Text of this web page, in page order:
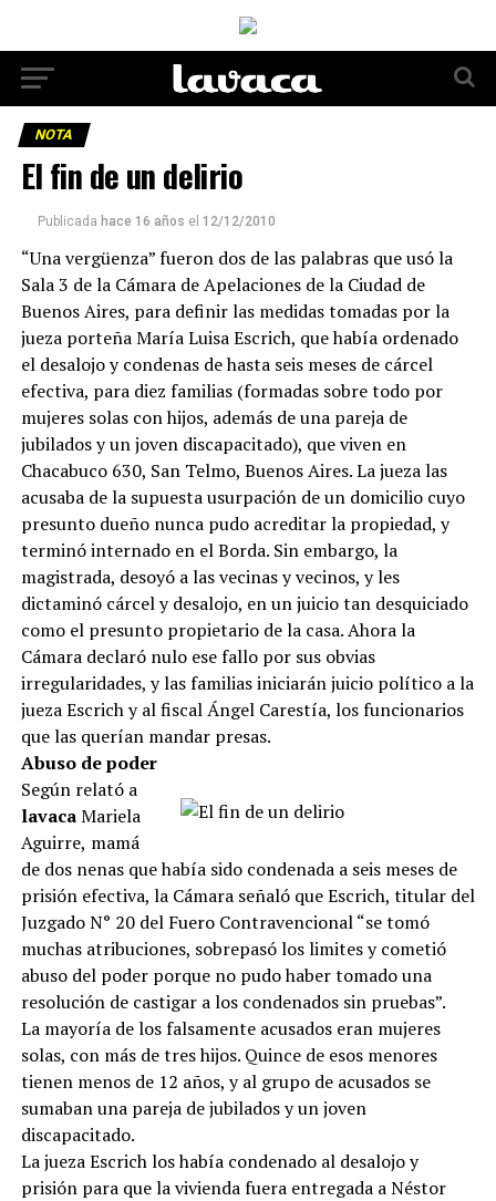
NOTA
El fin de un delirio
Publicada hace 16 años el 12/12/2010
“Una vergüenza” fueron dos de las palabras que usó la
Sala 3 de la Cámara de Apelaciones de la Ciudad de
Buenos Aires, para definir las medidas tomadas por la
jueza porteña María Luisa Escrich, que había ordenado
el desalojo y condenas de hasta seis meses de cárcel
efectiva, para diez familias (formadas sobre todo por
mujeres solas con hijos, además de una pareja de
jubilados y un joven discapacitado), que viven en
Chacabuco 630, San Telmo, Buenos Aires. La jueza las
acusaba de la supuesta usurpación de un domicilio cuyo
presunto dueño nunca pudo acreditar la propiedad, y
terminó internado en el Borda. Sin embargo, la
magistrada, desoyó a las vecinas y vecinos, y les
dictaminó cárcel y desalojo, en un juicio tan desquiciado
como el presunto propietario de la casa. Ahora la
Cámara declaró nulo ese fallo por sus obvias
irregularidades, y las familias iniciarán juicio político a la
jueza Escrich y al fiscal Ángel Carestía, los funcionarios
que las querían mandar presas.
Abuso de poder
Según relató a
lavacaMariela
Aguirre, mamá
de dos nenas que había sido condenada a seis meses de
prisión efectiva, la Cámara señaló que Escrich, titular del
Juzgado N° 20 del Fuero Contravencional “se tomó
muchas atribuciones, sobrepasó los limites y cometió
abuso del poder porque no pudo haber tomado una
resolución de castigar a los condenados sin pruebas”.
La mayoría de los falsamente acusados eran mujeres
solas, con más de tres hijos. Quince de esos menores
tienen menos de 12 años, y al grupo de acusados se
sumaban una pareja de jubilados y un joven
discapacitado.
La jueza Escrich los había condenado al desalojo y
prisión para que la vivienda fuera entregada a Néstor